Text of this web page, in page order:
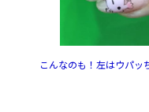
こんなのも！左はウパッ